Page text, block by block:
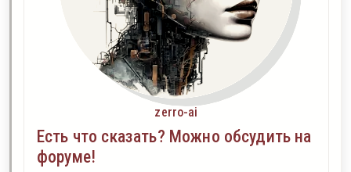
zerro-ai
Есть что сказать? Можно обсудить на
форуме!